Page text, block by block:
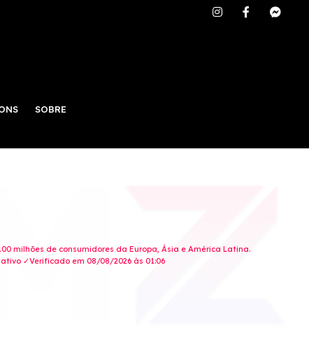
SOBRE
milhões de consumidores da Europa, Ásia e América Latina.
✓Verificado em 08/08/2026 às 01:06